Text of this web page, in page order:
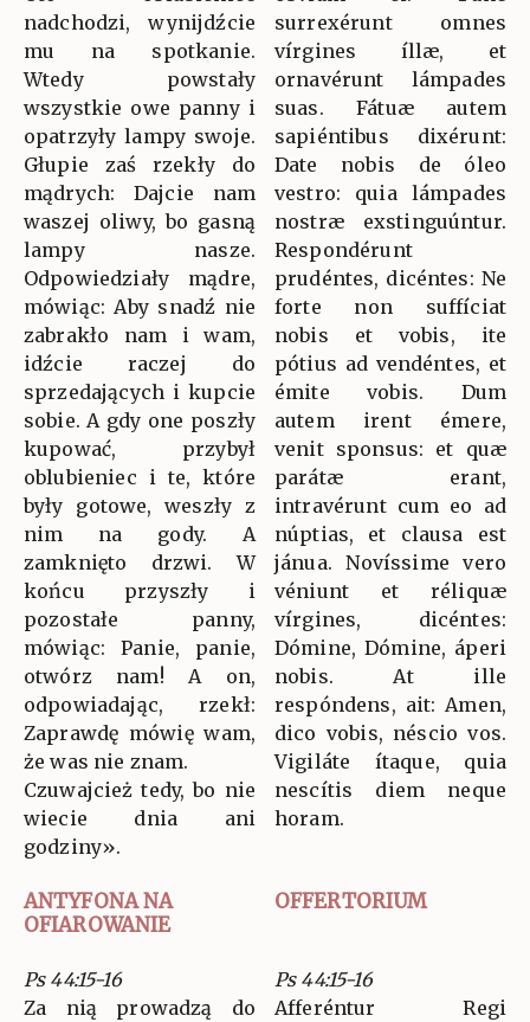
nadchodzi, wynijdźcie
mu na spotkanie.
Wtedy powstały
wszystkie owe panny i
opatrzyły lampy swoje.
Głupie zaś rzekły do
mądrych: Dajcie nam
waszej oliwy, bo gasną
lampy nasze.
Odpowiedziały mądre,
mówiąc: Aby snadź nie
zabrakło nam i wam,
idźcie raczej do
sprzedających i kupcie
sobie. A gdy one poszły
kupować, przybył
oblubieniec i te, które
były gotowe, weszły z
nim na gody. A
zamknięto drzwi. W
końcu przyszły i
pozostałe panny,
mówiąc: Panie, panie,
otwórz nam! A on,
odpowiadając, rzekł:
Zaprawdę mówię wam,
że was nie znam.
Czuwajcież tedy, bo nie
wiecie dnia ani
godziny».
surrexérunt omnes
vírgines íllæ, et
ornavérunt lámpades
suas. Fátuæ autem
sapiéntibus dixérunt:
Date nobis de óleo
vestro: quia lámpades
nostræ exstinguúntur.
Respondérunt
prudéntes, dicéntes: Ne
forte non suffíciat
nobis et vobis, ite
pótius ad vendéntes, et
émite vobis. Dum
autem irent émere,
venit sponsus: et quæ
parátæ erant,
intravérunt cum eo ad
núptias, et clausa est
jánua. Novíssime vero
véniunt et réliquæ
vírgines, dicéntes:
Dómine, Dómine, áperi
nobis. At ille
respóndens, ait: Amen,
dico vobis, néscio vos.
Vigiláte ítaque, quia
nescítis diem neque
horam.
ANTYFONA NA
OFIAROWANIE
OFFERTORIUM
Ps 44:15-16
Za nią prowadzą do
Ps 44:15-16
Afferéntur Regi